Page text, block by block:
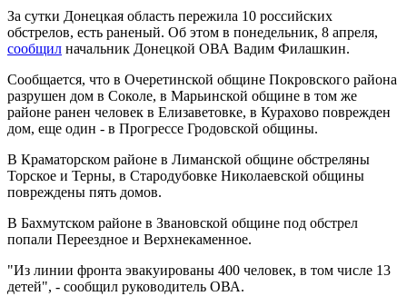
За сутки Донецкая область пережила 10 российских
обстрелов, есть раненый. Об этом в понедельник, 8 апреля,
сообщил начальник Донецкой ОВА Вадим Филашкин.
Сообщается, что в Очеретинской общине Покровского района
разрушен дом в Соколе, в Марьинской общине в том же
районе ранен человек в Елизаветовке, в Курахово поврежден
дом, еще один - в Прогрессе Гродовской общины.
В Краматорском районе в Лиманской общине обстреляны
Торское и Терны, в Стародубовке Николаевской общины
повреждены пять домов.
В Бахмутском районе в Звановской общине под обстрел
попали Переездное и Верхнекаменное.
"Из линии фронта эвакуированы 400 человек, в том числе 13
детей", - сообщил руководитель ОВА.